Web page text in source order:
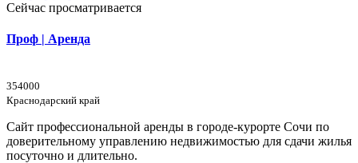
Сейчас просматривается
Проф | Аренда
354000
Краснодарский край
Сайт профессиональной аренды в городе-курорте Сочи по
доверительному управлению недвижимостью для сдачи жилья
посуточно и длительно.